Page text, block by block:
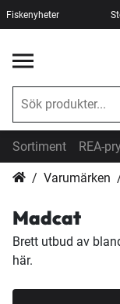
Fiskenyheter
Sortiment REA-
Varumärken
Madcat
Brett utbud av
här.